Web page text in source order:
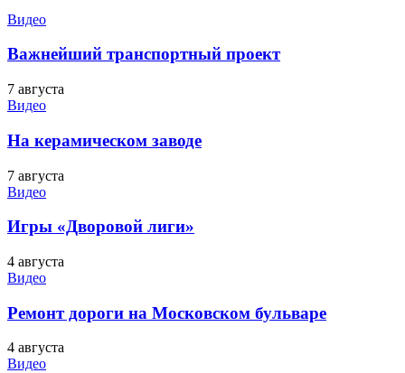
Видео
Важнейший транспортный проект
7 августа
Видео
На керамическом заводе
7 августа
Видео
Игры «Дворовой лиги»
4 августа
Видео
Ремонт дороги на Московском бульваре
4 августа
Видео